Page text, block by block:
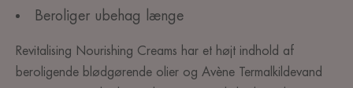
Beroliger ubehag længe
Revitalising Nourishing Creams har et højt indhold af
beroligende blødgørende olier og Avène Termalkildevand